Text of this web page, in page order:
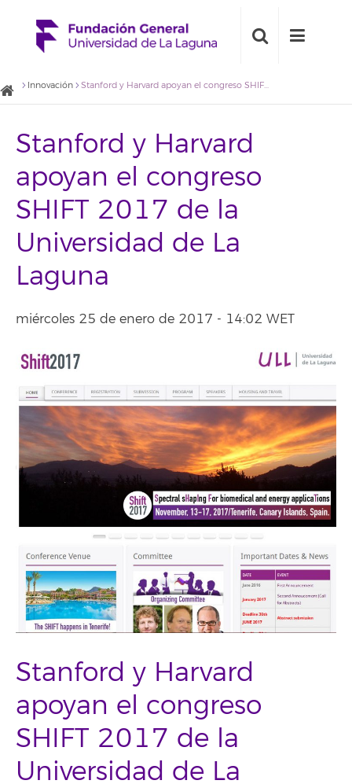
Innovación Stanford y Harvard apoyan el congreso SHIFT 2017 de la Universidad de La Laguna
Stanford y Harvard
apoyan el congreso
SHIFT 2017 de la
Universidad de La
Laguna
miércoles 25 de enero de 2017 - 14:02 WET
Stanford y Harvard
apoyan el congreso
SHIFT 2017 de la
Universidad de La